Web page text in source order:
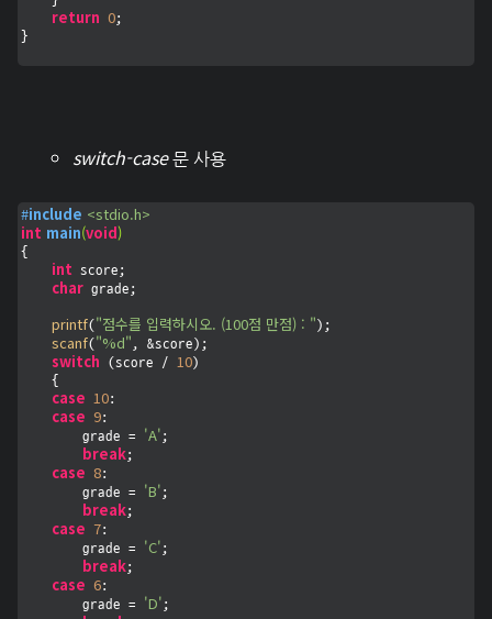
return 0;
}
switch-case 문 사용
#include <stdio.h>
int main(void)
{
int score;
char grade;
printf( "점수를 입력하시오. (100점 만점) : " );
scanf( "%d" , &score);
switch (score / 10)
case 10:
case 9:
        grade =
'A' ;
break;
case 8:
        grade =
'B' ;
break;
case 7:
        grade =
'C' ;
break;
case 6:
        grade =
'D' ;